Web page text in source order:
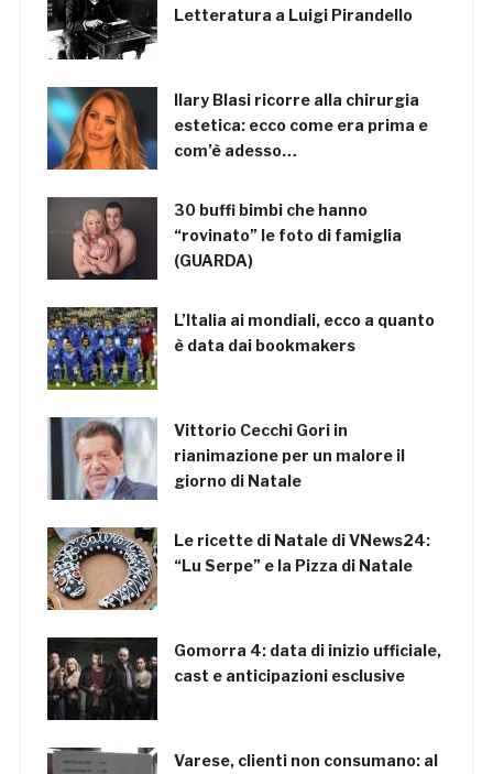
Letteratura a Luigi Pirandello
Ilary Blasi ricorre alla chirurgia
estetica: ecco come era prima e
com’è adesso…
30 buffi bimbi che hanno
“rovinato” le foto di famiglia
(GUARDA)
L’Italia ai mondiali, ecco a quanto
è data dai bookmakers
Vittorio Cecchi Gori in
rianimazione per un malore il
giorno di Natale
Le ricette di Natale di VNews24:
“Lu Serpe” e la Pizza di Natale
Gomorra 4: data di inizio ufficiale,
cast e anticipazioni esclusive
Varese, clienti non consumano: al